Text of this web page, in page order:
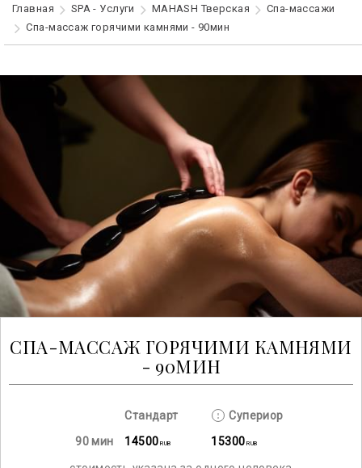
Главная SPA - Услуги MAHASH Тверская
Спа-массажи
Спа-массаж горячими камнями - 90мин
СПА-МАССАЖ ГОРЯЧИМИ КАМНЯМИ
- 90МИН
Стандарт
Супериор
90 мин
14500 RUB 15300 RUB